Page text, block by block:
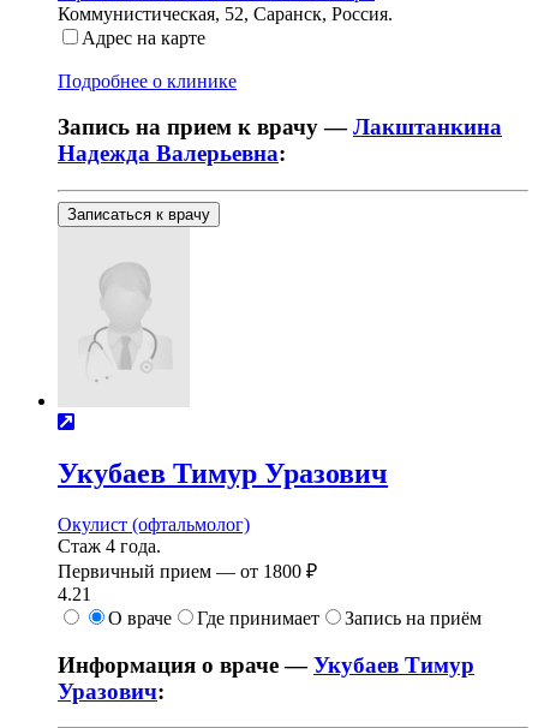
Коммунистическая, 52, Саранск, Россия.
Адрес на карте
Подробнее о клинике
Запись на прием к врачу —Лакштанкина
Надежда Валерьевна:
Записаться к врачу
Укубаев Тимур Уразович
Окулист (офтальмолог)
Стаж 4 года.
Первичный прием — от 1800 ₽
4.21
О враче
Где принимает Запись на приём
Информация о враче —Укубаев Тимур
Уразович: